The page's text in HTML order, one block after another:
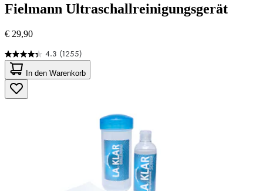
Fielmann Ultraschallreinigungsgerät
€ 29,90
4.3 (1255)
4.3
von
5
Sternen.
1255
In den Warenkorb